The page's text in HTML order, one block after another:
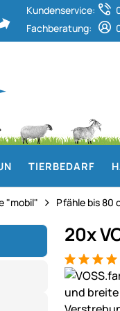
Kundenservice:
Fachberatung:
TIERBEDARF
"mobil" Pfähle bis 80
20x
10